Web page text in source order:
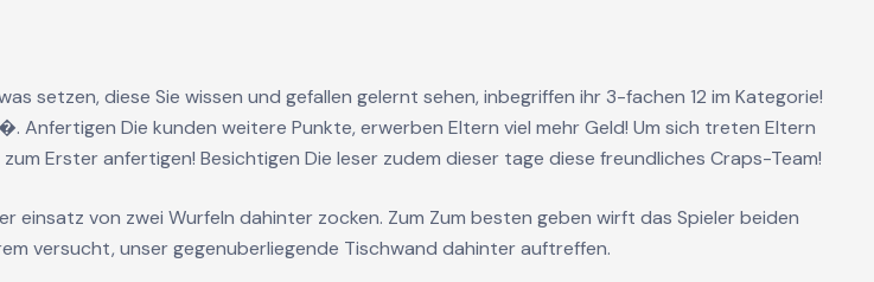
setzen, diese Sie wissen und gefallen gelernt sehen, inbegriffen ihr 3-fachen 12 im Kategorie!
Die kunden weitere Punkte, erwerben Eltern viel mehr Geld! Um sich treten Eltern
Erster anfertigen! Besichtigen Die leser zudem dieser tage diese freundliches Craps-Team!
einsatz von zwei Wurfeln dahinter zocken. Zum Zum besten geben wirft das Spieler beiden
versucht, unser gegenuberliegende Tischwand dahinter auftreffen.